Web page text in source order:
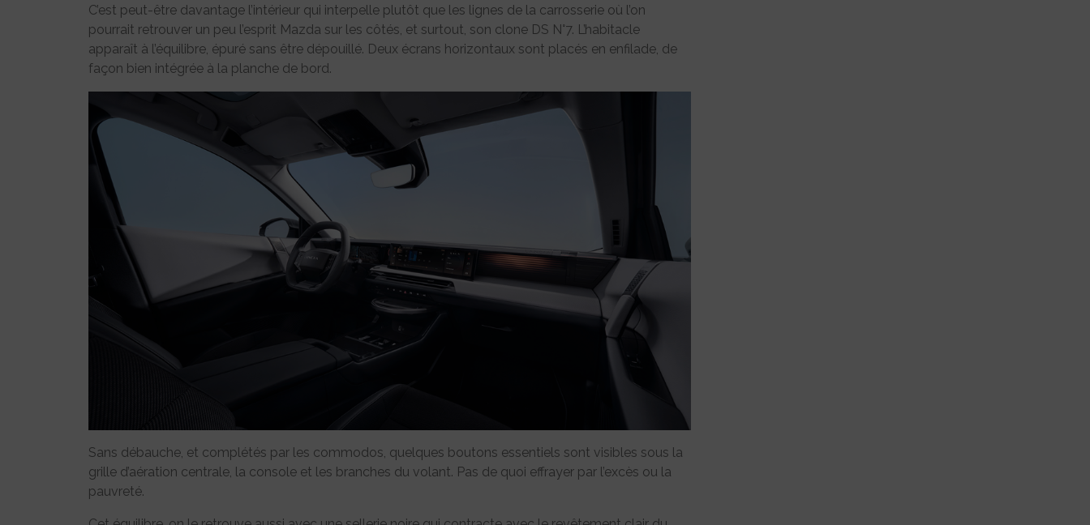
C’est peut-être davantage l’intérieur qui interpelle plutôt que les lignes de la carrosserie où l’on
pourrait retrouver un peu l’esprit Mazda sur les côtés, et surtout, son clone DS N°7. L’habitacle
apparaît à l’équilibre, épuré sans être dépouillé. Deux écrans horizontaux sont placés en enfilade, de
façon bien intégrée à la planche de bord.
Sans débauche, et complétés par les commodos, quelques boutons essentiels sont visibles sous la
grille d’aération centrale, la console et les branches du volant. Pas de quoi effrayer par l’excès ou la
pauvreté.